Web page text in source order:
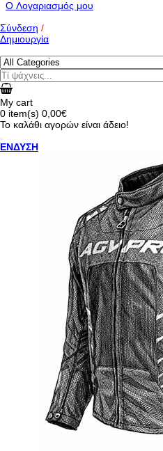
O Λογαριασμός μου
Σύνδεση /
Δημιουργία
My cart
0 item(s) 0,00€
Το καλάθι αγορών είναι άδειο!
ΕΝΔΥΣΗ